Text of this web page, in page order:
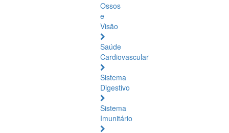
Ossos
e
Visão
Saúde
Cardiovascular
Sistema
Digestivo
Sistema
Imunitário